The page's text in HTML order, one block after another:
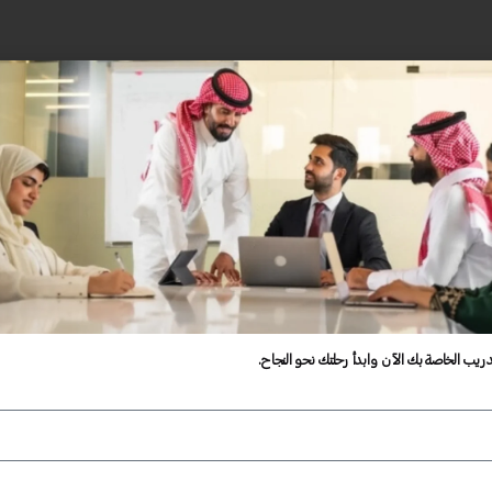
الخاصة بك الآن وابدأ رحلتك نحو النجاح.